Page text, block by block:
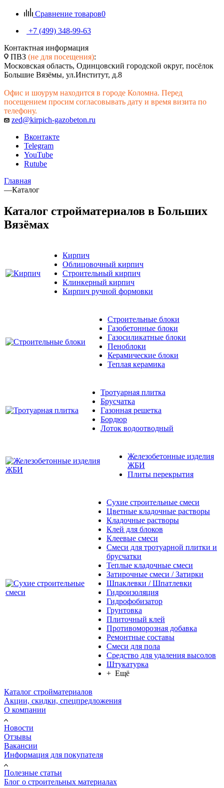
Сравнение товаров0
+7 (499) 348-99-63
Контактная информация
ПВЗ (не для посещения):
Московская область, Одинцовский городской округ, посёлок
Большие Вязёмы, ул.Институт, д.8
Офис и шоурум находится в городе Коломна. Перед
посещением просим согласовывать дату и время визита по
телефону.
zed@kirpich-gazobeton.ru
Вконтакте
Telegram
YouTube
Rutube
Главная
—Каталог
Каталог стройматериалов в Больших
Вязёмах
Кирпич
Облицовочный кирпич
Строительный кирпич
Клинкерный кирпич
Кирпич ручной формовки
Строительные блоки
Газобетонные блоки
Газосиликатные блоки
Пеноблоки
Керамические блоки
Теплая керамика
Тротуарная плитка
Брусчатка
Газонная решетка
Бордюр
Лоток водоотводный
Железобетонные изделия
ЖБИ
Плиты перекрытия
Сухие строительные смеси
Цветные кладочные растворы
Кладочные растворы
Клей для блоков
Клеевые смеси
Смеси для тротуарной плитки и
брусчатки
Теплые кладочные смеси
Затирочные смеси / Затирки
Шпаклевки / Шпатлевки
Гидроизоляция
Гидрофобизатор
Грунтовка
Плиточный клей
Противоморозная добавка
Ремонтные составы
Смеси для пола
Средство для удаления высолов
Штукатурка
+ Ещё
Каталог стройматериалов
Акции, скидки, спецпредложения
О компании
Новости
Отзывы
Вакансии
Информация для покупателя
Полезные статьи
Блог о строительных материалах